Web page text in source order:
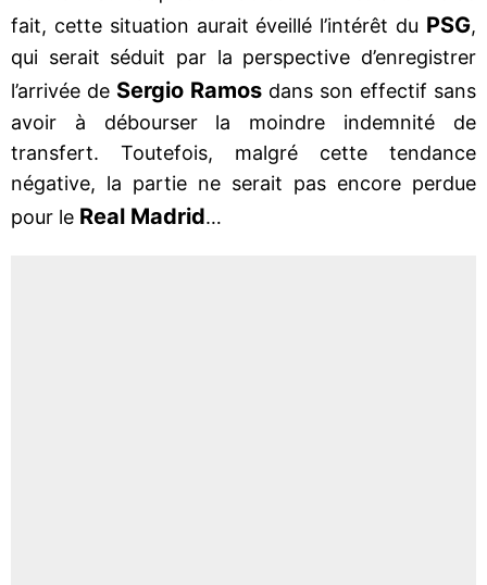
fait, cette situation aurait éveillé l’intérêt du PSG,
qui serait séduit par la perspective d’enregistrer
l’arrivée de Sergio Ramos dans son effectif sans
avoir à débourser la moindre indemnité de
transfert. Toutefois, malgré cette tendance
négative, la partie ne serait pas encore perdue
pour le Real Madrid…